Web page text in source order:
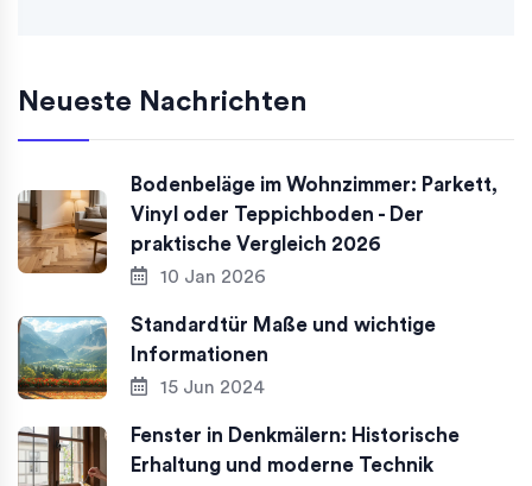
Neueste Nachrichten
Bodenbeläge im Wohnzimmer: Parkett,
Vinyl oder Teppichboden - Der
praktische Vergleich 2026
10 Jan 2026
Standardtür Maße und wichtige
Informationen
15 Jun 2024
Fenster in Denkmälern: Historische
Erhaltung und moderne Technik